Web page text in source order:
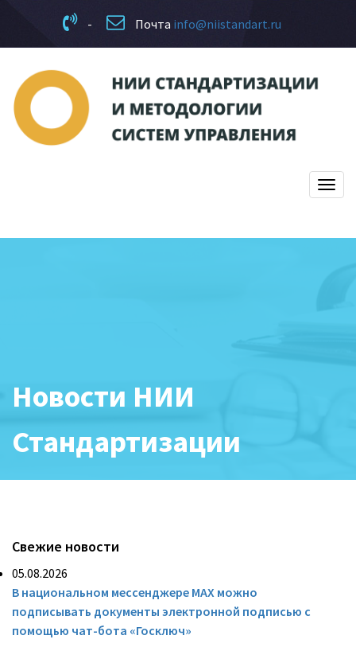
- Почта info@niistandart.ru
Новости НИИ
Стандартизации
Свежие новости
05.08.2026
В национальном мессенджере MAX можно
подписывать документы электронной подписью с
помощью чат-бота «Госключ»